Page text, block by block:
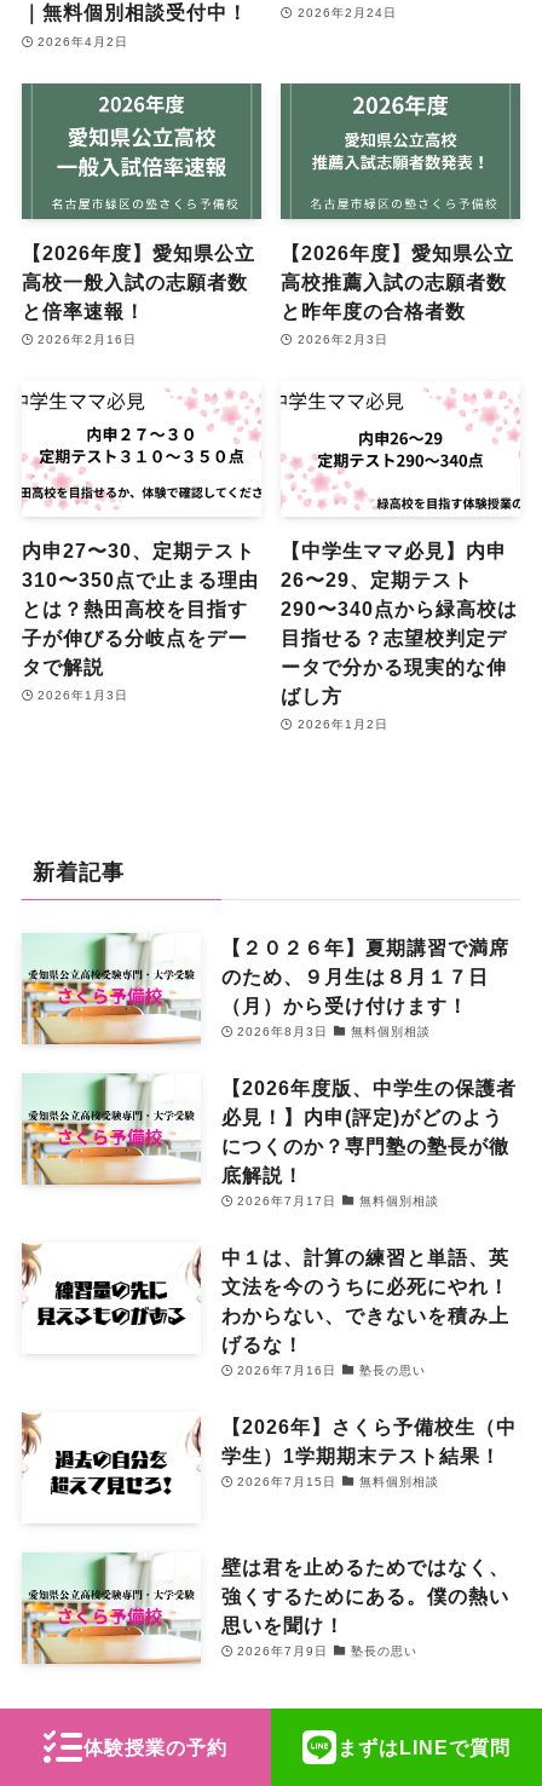
｜無料個別相談受付中！
2026年4月2日
2026年2月24日
【2026年度】愛知県公立
高校一般入試の志願者数
と倍率速報！
2026年2月16日
【2026年度】愛知県公立
高校推薦入試の志願者数
と昨年度の合格者数
2026年2月3日
内申27〜30、定期テスト
310〜350点で止まる理由
とは？熱田高校を目指す
子が伸びる分岐点をデー
タで解説
2026年1月3日
【中学生ママ必見】内申
26〜29、定期テスト
290〜340点から緑高校は
目指せる？志望校判定デ
ータで分かる現実的な伸
ばし方
2026年1月2日
新着記事
【２０２６年】夏期講習で満席
のため、９月生は８月１７日
（月）から受け付けます！
2026年8月3日 無料個別相談
【2026年度版、中学生の保護者
必見！】内申(評定)がどのよう
につくのか？専門塾の塾長が徹
底解説！
2026年7月17日 無料個別相談
中１は、計算の練習と単語、英
文法を今のうちに必死にやれ！
わからない、できないを積み上
げるな！
2026年7月16日 塾長の思い
【2026年】さくら予備校生（中
学生）1学期期末テスト結果！
2026年7月15日 無料個別相談
壁は君を止めるためではなく、
強くするためにある。僕の熱い
思いを聞け！
2026年7月9日 塾長の思い
人気記事
体験授業の予約 まずはLINEで質問